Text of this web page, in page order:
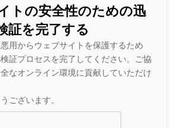
トの安全性のための迅
証を完了する
用からウェブサイトを保護するため
証プロセスを完了してください。ご協
なオンライン環境に貢献していただけ
ございます。